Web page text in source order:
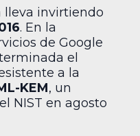
lleva invirtiendo
. En la
de Google
el
a la
KEM, un
NIST en agosto